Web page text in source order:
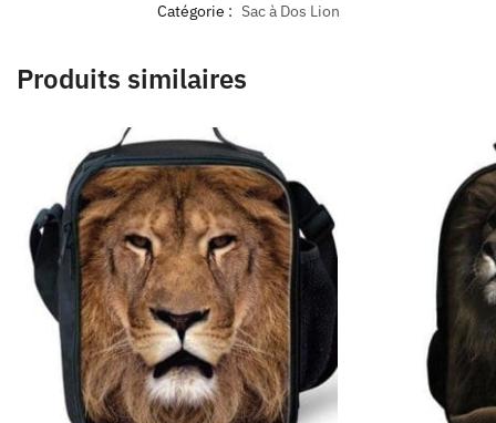
Catégorie : Sac à Dos Lion
Produits similaires